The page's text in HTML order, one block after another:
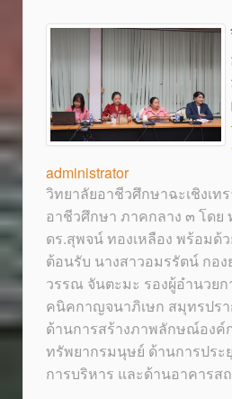
administrator
วิทยาลัยอาชีวศึกษาฉะเชิงเท
อาชีวศึกษา ภาคกลาง ๓ โดย
ดร.สุพจน์ ทองเหลือง พร้อมด้
ต้อนรับ นางสาวอมรรัตน์ กอ
วรรณ จันตะมะ รองผู้อำนวยก
คนิคกาญจนาภิเษก สมุทรปรา
ด้านการสร้างภาพลักษณ์องค์
ทรัพยากรมนุษย์ ด้านการประ
การบริหาร และด้านอาคารส